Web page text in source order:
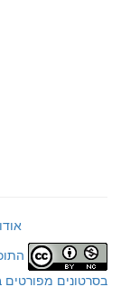
בסרטונים מפורטים